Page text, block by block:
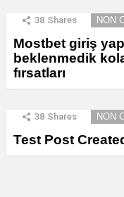
38 Shares NON
Mostbet giriş
beklenmedik
fırsatları
38 Shares NON
Test Post